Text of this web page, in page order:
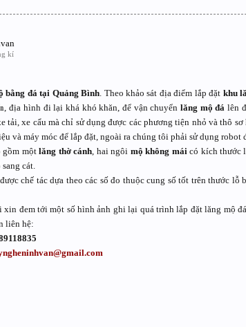
kí
bằng đá tại Quảng Bình. Theo khảo sát địa điểm lắp đặt khu
địa hình đi lại khá khó khăn, để vận chuyển lăng mộ đá lên
tải, xe cẩu mà chỉ sử dụng được các phương tiện nhỏ và thô
và máy móc để lắp đặt, ngoài ra chúng tôi phải sử dụng robot
gồm mộtlăng thờ cánh, hai ngôi mộ không máicó kích thước
cát.
được chế tác dựa theo các số đo thuộc cung số tốt trên thước
xin đem tới một số hình ảnh ghi lại quá trình lắp đặt lăng mộ
liên hệ: